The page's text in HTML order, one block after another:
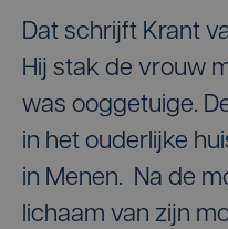
Dat schrijft Krant
Hij stak de vrouw
was ooggetuige.
in het ouderlijke
in Menen. Na de
lichaam van zijn